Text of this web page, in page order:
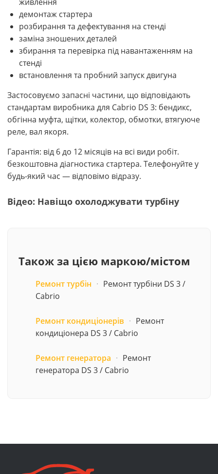
демонтаж стартера
розбирання та дефектування на стенді
заміна зношених деталей
збирання та перевірка під навантаженням на
стенді
встановлення та пробний запуск двигуна
Застосовуємо запасні частини, що відповідають
стандартам виробника для Cabrio DS 3: бендикс,
обгінна муфта, щітки, колектор, обмотки, втягуюче
реле, вал якоря.
Гарантія: від 6 до 12 місяців на всі види робіт.
безкоштовна діагностика стартера. Телефонуйте у
будь-який час — відповімо відразу.
Відео: Навіщо охолоджувати турбіну
Також за цією маркою/містом
Ремонт турбін · Ремонт турбіни DS 3 /
Cabrio
Ремонт кондиціонерів · Ремонт
кондиціонера DS 3 / Cabrio
Ремонт генератора · Ремонт
генератора DS 3 / Cabrio